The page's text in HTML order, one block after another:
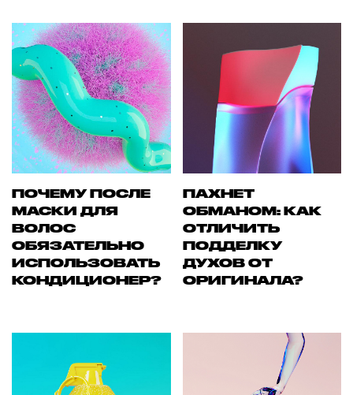
ПОЧЕМУ ПОСЛЕ
МАСКИ ДЛЯ
ВОЛОС
ОБЯЗАТЕЛЬНО
ИСПОЛЬЗОВАТЬ
КОНДИЦИОНЕР?
ПАХНЕТ
ОБМАНОМ: КАК
ОТЛИЧИТЬ
ПОДДЕЛКУ
ДУХОВ ОТ
ОРИГИНАЛА?